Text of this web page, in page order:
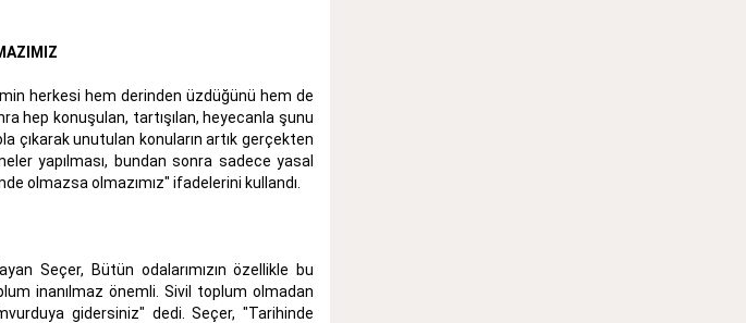
herkesi hem derinden üzdüğünü hem de
hep konuşulan, tartışılan, heyecanla şunu
çıkarak unutulan konuların artık gerçekten
yapılması, bundan sonra sadece yasal
olmazsa olmazımız" ifadelerini kullandı.
Seçer, Bütün odalarımızın özellikle bu
inanılmaz önemli. Sivil toplum olmadan
gidersiniz" dedi. Seçer, "Tarihinde